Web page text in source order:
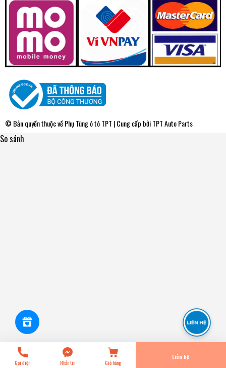
© Bản quyền thuộc vềPhụ Tùng ô tô TPT | Cung cấp bởiTPT Auto Parts
So sánh
Tiến Hành Thanh Toán
Gọi điện Nhắn tin Giỏ hàng
Liên hệ